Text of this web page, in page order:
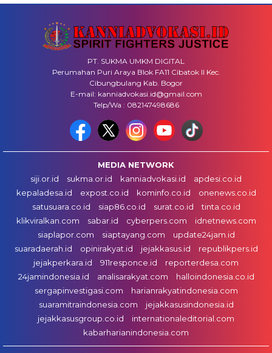
PT. SUKMA UMKM DIGITAL
Perumahan Puri Araya Blok FA11 Cibatok II Kec.
Cibungbulang Kab. Bogor
E-mail: kanniadvokasi.id@gmail.com
Telp/Wa : 082147498686
MEDIA NETWORK
siji.or.id
sukma.or.id kanniadvokasi.id
apdesi.co.id
kepaladesa.id
expost.co.id kominfo.co.id
onenews.co.id
satusuara.co.id
siap86.co.id surat.co.id
tinta.co.id
klikviralkan.com
sabar.id cyberpers.com
idnetnews.com
siaplapor.com
siaptayang.com
update24jam.id
suaradaerah.id
opinirakyat.id jejakkasus.id
republikpers.id
jejakperkara.id
911responce.id
reporterdesa.com
24jamindonesia.id
analisarakyat.com
halloindonesia.co.id
sergapinvestigasi.com
harianrakyatindonesia.com
suaramitraindonesia.com
jejakkasusindonesia.id
jejakkasusgroup.co.id
internationaleditorial.com
kabarharianindonesia.com